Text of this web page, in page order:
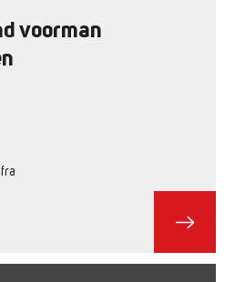
voorman